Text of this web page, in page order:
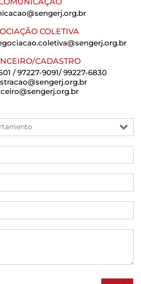
COLETIVA
CADASTRO
/ 97227-9091/ 99227-6830